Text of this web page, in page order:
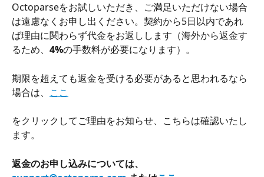
Octoparseをお試しいただき、ご満足いただけない場合
は遠慮なくお申し出ください。契約から5日以内であれ
ば理由に関わらず代金をお返しします（海外から返金す
るため、 4%の手数料が必要になります）。
期限を超えても返金を受ける必要があると思われるなら
場合は、 ここ
をクリックしてご理由をお知らせ、こちらは確認いたし
ます。
返金のお申し込みについては、